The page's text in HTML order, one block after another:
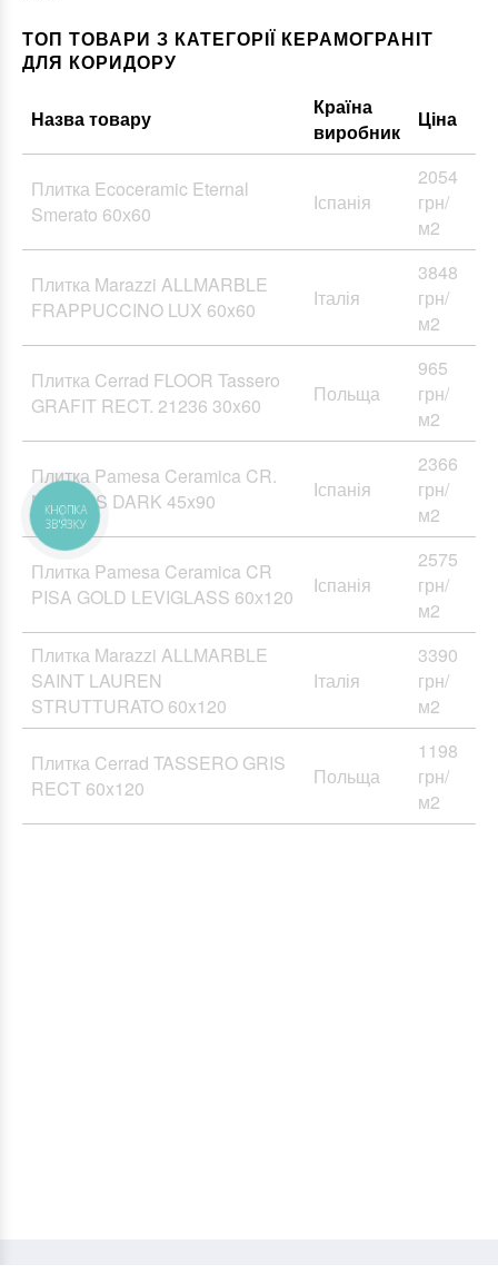
ТОП ТОВАРИ З КАТЕГОРІЇ КЕРАМОГРАНІТ
ДЛЯ КОРИДОРУ
Назва товару
Країна
виробник
Ціна
Плитка Ecoceramic Eternal
Smerato 60х60
Іспанія
2054
грн/
м2
Плитка Marazzi ALLMARBLE
FRAPPUCCINO LUX 60x60
Італія
3848
грн/
м2
Плитка Cerrad FLOOR Tassero
GRAFIT RECT. 21236 30x60
Польща
965
грн/
м2
Плитка Pamesa Ceramica CR.
MANAOS DARK 45x90
Іспанія
2366
грн/
м2
Плитка Pamesa Ceramica CR
PISA GOLD LEVIGLASS 60х120
Іспанія
2575
грн/
м2
Плитка Marazzi ALLMARBLE
SAINT LAUREN
STRUTTURATO 60x120
Італія
3390
грн/
м2
Плитка Cerrad TASSERO GRIS
RECT 60x120
Польща
1198
грн/
м2